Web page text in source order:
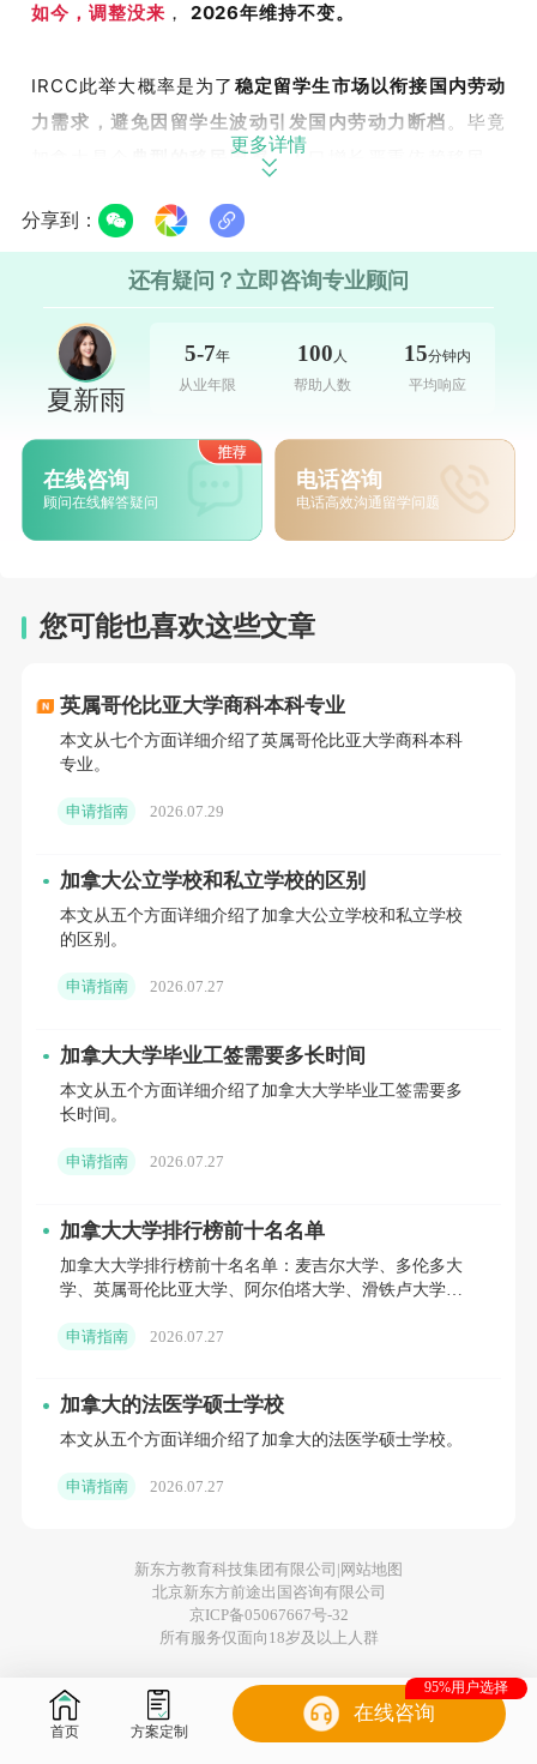
如今，调整没来 ， 2026年维持不变。
IRCC此举大概率是为了 稳定留学生市场以衔接国内劳动
力需求，避免因 留学生波动引发国内劳动力断档。 毕竟
移民国家， 人口增长严重依赖移民，
群体。
无论IRCC的初衷如何，对留学生而言都是利好，稳定的
政策更有利于学生进行留学
是其中很重要的一环，有关
GWP , 以及围绕上述合
业列表，有几点
业。
01
申请PGWP基本要求
institution,DLI）；
毕业的最后一个学期，允许 part-time
在毕业后的 180 提交PGWP 申请
；
🔺所读项目时长：
小时及以上，
02
GWP 时， 无任何专业限制；
除此之外，无论你是从
毕业于学院、职业技术院校或任何非大学项目
program），申请PGWP时，均需符合上述专业要
求。
如何界定你的专业符合要求
Programs）代码”，即你的专业对应的C
在合规专业列表上。
03
语言要求
目，申请PGWP 均需提交不低于英语（CLB
7）或者法语（NCLC 7）
的语言水平证明；
更多详情
分享到：
还有疑问？立即咨询专业顾问
夏新雨
5-7年
从业年限
100 人
帮助人数
15分钟内
平均响应
在线咨询
顾问在线解答疑问
电话咨询
电话高效沟通留学问题
您可能也喜欢这些文章
英属哥伦比亚大学商科本科专业
本文从七个方面详细介绍了英属哥伦比亚大学商科本科
专业。
申请指南 2026.07.29
加拿大公立学校和私立学校的区别
本文从五个方面详细介绍了加拿大公立学校和私立学校
的区别。
申请指南 2026.07.27
加拿大大学毕业工签需要多长时间
本文从五个方面详细介绍了加拿大大学毕业工签需要多
长时间。
申请指南 2026.07.27
加拿大大学排行榜前十名名单
加拿大大学排行榜前十名名单：麦吉尔大学、多伦多大
学、英属哥伦比亚大学、阿尔伯塔大学、滑铁卢大学、
大学、卡尔加里大
申请指南 2026.07.27
加拿大的法医学硕士学校
本文从五个方面详细介绍了加拿大的法医学硕士学校。
申请指南 2026.07.27
新东方教育科技集团有限公司| 网站地图
北京新东方前途出国咨询有限公司
京ICP备05067667号-32
所有服务仅面向18岁及以上人群
首页 方案定制
在线咨询
95%用户选择